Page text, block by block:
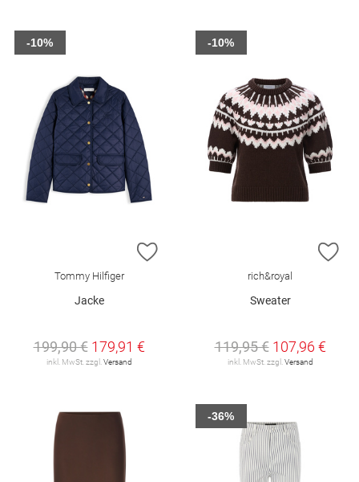
ZUR WUNSCHLISTE HINZUFÜGEN
Tommy Hilfiger
Jacke
199,90 € 179,91 €
inkl. MwSt. zzgl. Versand
-10%
rich&royal
Sweater
119,95 € 107,96 €
inkl. MwSt. zzgl. Versand
-10%
-36%